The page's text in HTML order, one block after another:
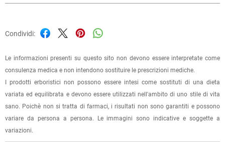
Condividi:
Le informazioni presenti su questo sito non devono essere interpretate come
consulenza medica e non intendono sostituire le prescrizioni mediche.
I prodotti erboristici non possono essere intesi come sostituti di una dieta
variata ed equilibrata e devono essere utilizzati nell'ambito di uno stile di vita
sano. Poichè non si tratta di farmaci, i risultati non sono garantiti e possono
variare da persona a persona. Le immagini sono indicative e soggette a
variazioni.